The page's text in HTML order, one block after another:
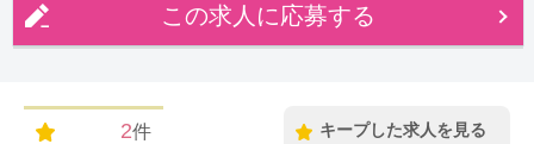
この求人に応募する
2件 キープした求人を見る